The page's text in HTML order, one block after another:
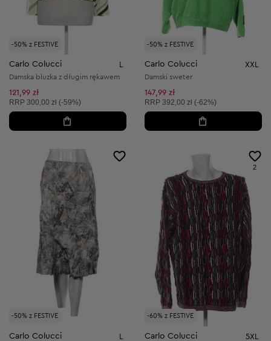
-50% z FESTIVE
Carlo Colucci
Damska bluzka z długim rękawem
121,99 zł
Cena sugerowana:
RRP 300,00 zł (-59%)
-50% z FESTIVE
Carlo Colucci XXL
Damski sweter
147,99 zł
Cena sugerowana:
RRP 392,00 zł (-62%)
-50% z FESTIVE
Carlo Colucci L
-60% z FESTIVE
2
Carlo Colucci 5XL